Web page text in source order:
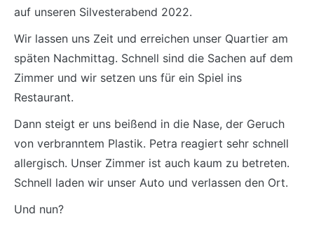
auf unseren Silvesterabend 2022.
Wir lassen uns Zeit und erreichen unser Quartier am
späten Nachmittag. Schnell sind die Sachen auf dem
Zimmer und wir setzen uns für ein Spiel ins
Restaurant.
Dann steigt er uns beißend in die Nase, der Geruch
von verbranntem Plastik. Petra reagiert sehr schnell
allergisch. Unser Zimmer ist auch kaum zu betreten.
Schnell laden wir unser Auto und verlassen den Ort.
Und nun?